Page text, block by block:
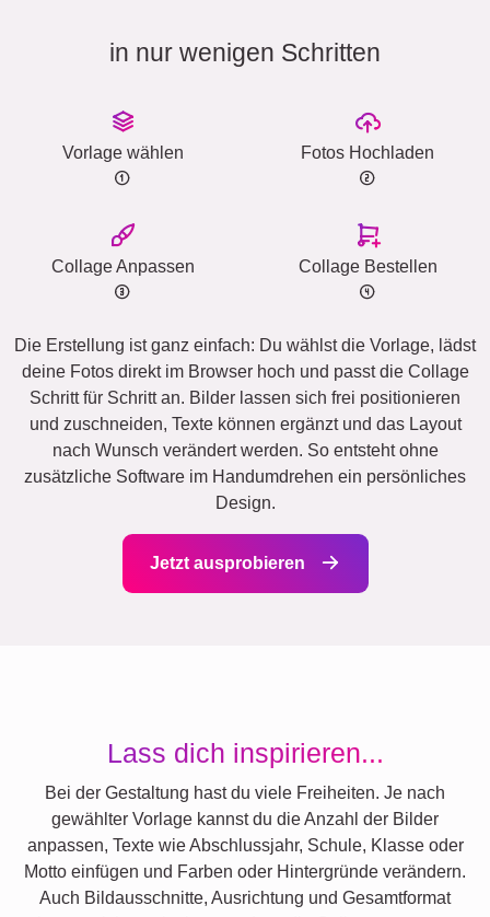
in nur wenigen Schritten
Vorlage wählen Fotos Hochladen
Collage Anpassen Collage Bestellen
Die Erstellung ist ganz einfach: Du wählst die Vorlage, lädst
deine Fotos direkt im Browser hoch und passt die Collage
Schritt für Schritt an. Bilder lassen sich frei positionieren
und zuschneiden, Texte können ergänzt und das Layout
nach Wunsch verändert werden. So entsteht ohne
zusätzliche Software im Handumdrehen ein persönliches
Design.
Jetzt ausprobieren
Lass dich inspirieren...
Bei der Gestaltung hast du viele Freiheiten. Je nach
gewählter Vorlage kannst du die Anzahl der Bilder
anpassen, Texte wie Abschlussjahr, Schule, Klasse oder
Motto einfügen und Farben oder Hintergründe verändern.
Auch Bildausschnitte, Ausrichtung und Gesamtformat